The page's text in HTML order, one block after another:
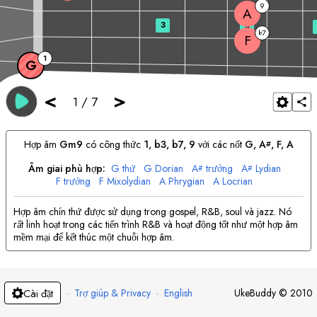
< 1 / 7 >
G 1
F b7
A 9
3 5
Hợp âm Gm9 có công thức 1, b3, b7, 9 với các nốt G, A#, F, A
Âm giai phù hợp: G thứ G Dorian A# trưởng A# Lydian
F trưởng F Mixolydian A Phrygian A Locrian
Hợp âm chín thứ được sử dụng trong gospel, R&B, soul và jazz. Nó
rất linh hoạt trong các tiến trình R&B và hoạt động tốt như một hợp âm
mềm mại để kết thúc một chuỗi hợp âm.
Cài đặt · Trợ giúp & Privacy · English UkeBuddy © 2010